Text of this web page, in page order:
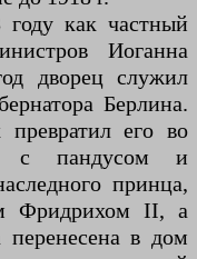
как частный
Иоганна
дворец служил
Берлина.
его во
с пандусом и
принца,
Фридрихом II, а
перенесена в дом